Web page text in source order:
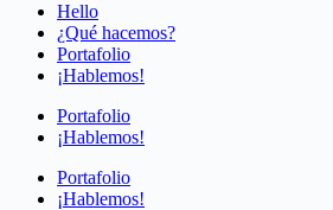
Hello
¿Qué hacemos?
Portafolio
¡Hablemos!
Portafolio
¡Hablemos!
Portafolio
¡Hablemos!